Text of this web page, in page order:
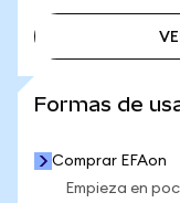
Formas de
Comprar EFAon
Empieza en